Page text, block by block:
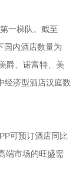
一梯队。截至
国内酒店数量为
爵、诺富特、美
经济型酒店汉庭数
可预订酒店同比
端市场的旺盛需